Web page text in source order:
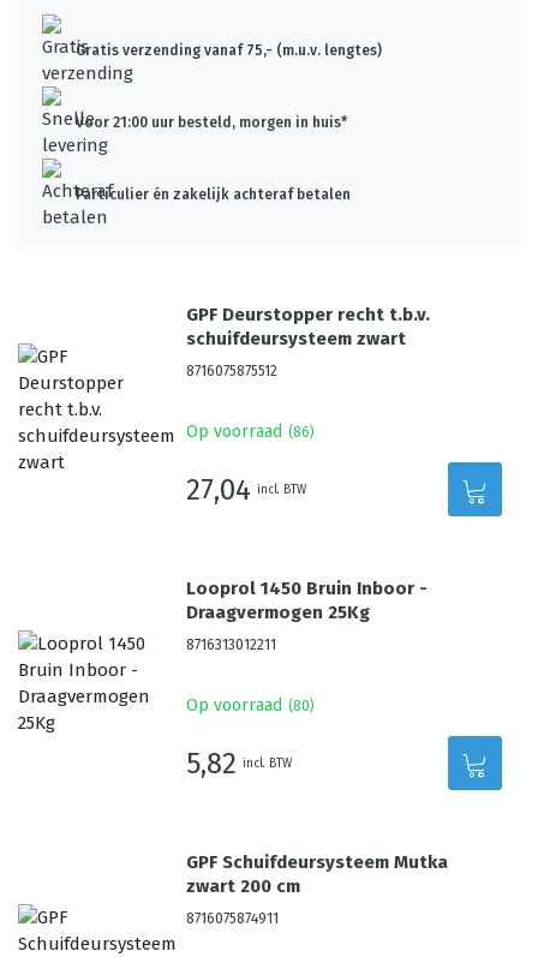
Gratis verzending vanaf 75,- (m.u.v. lengtes)
Voor 21:00 uur besteld, morgen in huis*
Particulier én zakelijk achteraf betalen
GPF Deurstopper recht t.b.v.
schuifdeursysteem zwart
8716075875512
Op voorraad (86)
27,04 incl. BTW
Looprol 1450 Bruin Inboor -
Draagvermogen 25Kg
8716313012211
Op voorraad (80)
5,82 incl. BTW
GPF Schuifdeursysteem Mutka
zwart 200 cm
8716075874911